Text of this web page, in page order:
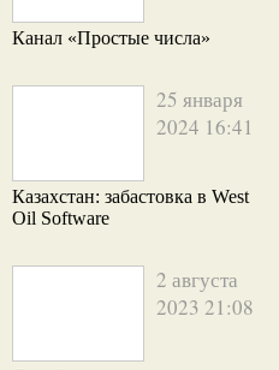
Канал «Простые числа»
25 января
2024 16:41
Казахстан: забастовка в West
Oil Software
2 августа
2023 21:08